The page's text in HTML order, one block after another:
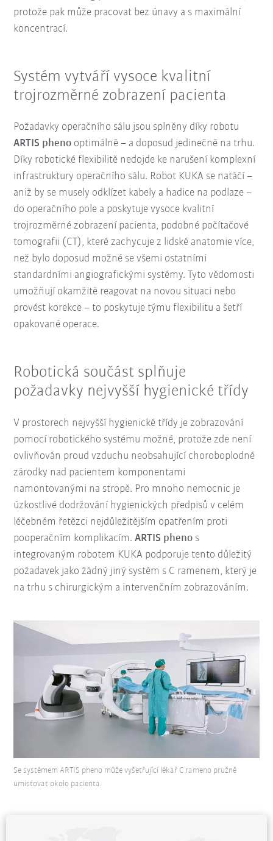
protože pak může pracovat bez únavy a s maximální
koncentrací.
Systém vytváří vysoce kvalitní
trojrozměrné zobrazení pacienta
Požadavky operačního sálu jsou splněny díky robotu
ARTIS pheno optimálně – a doposud jedinečně na trhu.
Díky robotické flexibilitě nedojde ke narušení komplexní
infrastruktury operačního sálu. Robot KUKA se natáčí –
aniž by se musely odklízet kabely a hadice na podlaze –
do operačního pole a poskytuje vysoce kvalitní
trojrozměrné zobrazení pacienta, podobné počítačové
tomografii (CT), které zachycuje z lidské anatomie více,
než bylo doposud možné se všemi ostatními
standardními angiografickými systémy. Tyto vědomosti
umožňují okamžitě reagovat na novou situaci nebo
provést korekce – to poskytuje týmu flexibilitu a šetří
opakované operace.
Robotická součást splňuje
požadavky nejvyšší hygienické třídy
V prostorech nejvyšší hygienické třídy je zobrazování
pomocí robotického systému možné, protože zde není
ovlivňován proud vzduchu neobsahující choroboplodné
zárodky nad pacientem komponentami
namontovanými na stropě. Pro mnoho nemocnic je
úzkostlivé dodržování hygienických předpisů v celém
léčebném řetězci nejdůležitějším opatřením proti
pooperačním komplikacím.ARTIS pheno s
integrovaným robotem KUKA podporuje tento důležitý
požadavek jako žádný jiný systém s C ramenem, který je
na trhu s chirurgickým a intervenčním zobrazováním.
Se systémem ARTIS pheno může vyšetřující lékař C rameno pružně
umisťovat okolo pacienta.